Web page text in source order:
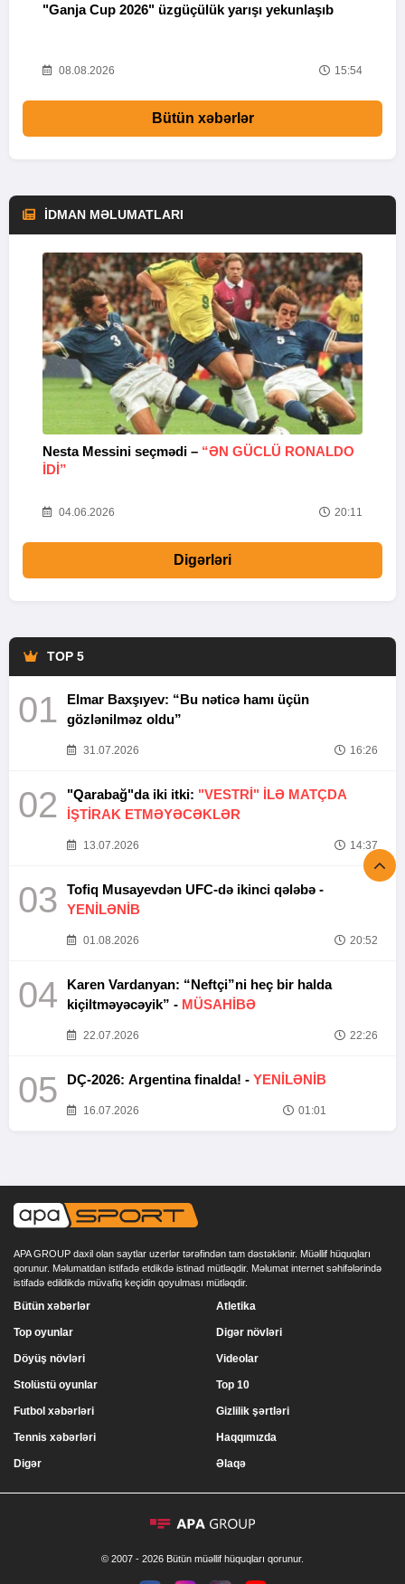
"Ganja Cup 2026" üzgüçülük yarışı yekunlaşıb
08.08.2026 15:54
Bütün xəbərlər
İDMAN MƏLUMATLARI
Nesta Messini seçmədi – “ƏN GÜCLÜ RONALDO
IDI”
04.06.2026 20:11
Digərləri
TOP 5
01
Elmar Baxşıyev: “Bu nəticə hamı üçün
gözlənilməz oldu”
31.07.2026 16:26
02 "Qarabağ"da iki itki: "VESTRİ" İLƏ MATÇDA
İŞTİRAK ETMƏYƏCƏKLƏR
13.07.2026 14:37
03
Tofiq Musayevdən UFC-də ikinci qələbə -
YENİLƏNİB
01.08.2026 20:52
04
Karen Vardanyan: “Neftçi”ni heç bir halda
kiçiltməyəcəyik” - MÜSAHİBƏ
22.07.2026 22:26
05 DÇ-2026: Argentina finalda! - YENİLƏNİB
16.07.2026 01:01
APA GROUP daxil olan saytlar uzerlər tərəfindən tam dəstəklənir. Müəllif hüquqları
qorunur. Məlumatdan istifadə etdikdə istinad mütləqdir. Məlumat internet səhifələrində
istifadə edildikdə müvafiq keçidin qoyulması mütləqdir.
Bütün xəbərlər
Top oyunlar
Döyüş növləri
Stolüstü oyunlar
Atletika
Digər növləri
Videolar
Top 10
Futbol xəbərləri
Tennis xəbərləri
Digər
Gizlilik şərtləri
Haqqımızda
Əlaqə
© 2007 - 2026 Bütün müəllif hüquqları qorunur.